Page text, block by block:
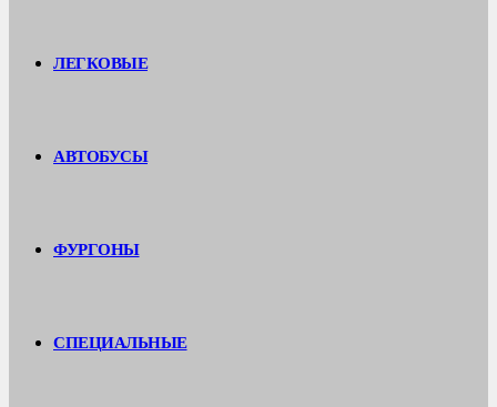
ЛЕГКОВЫЕ
АВТОБУСЫ
ФУРГОНЫ
СПЕЦИАЛЬНЫЕ